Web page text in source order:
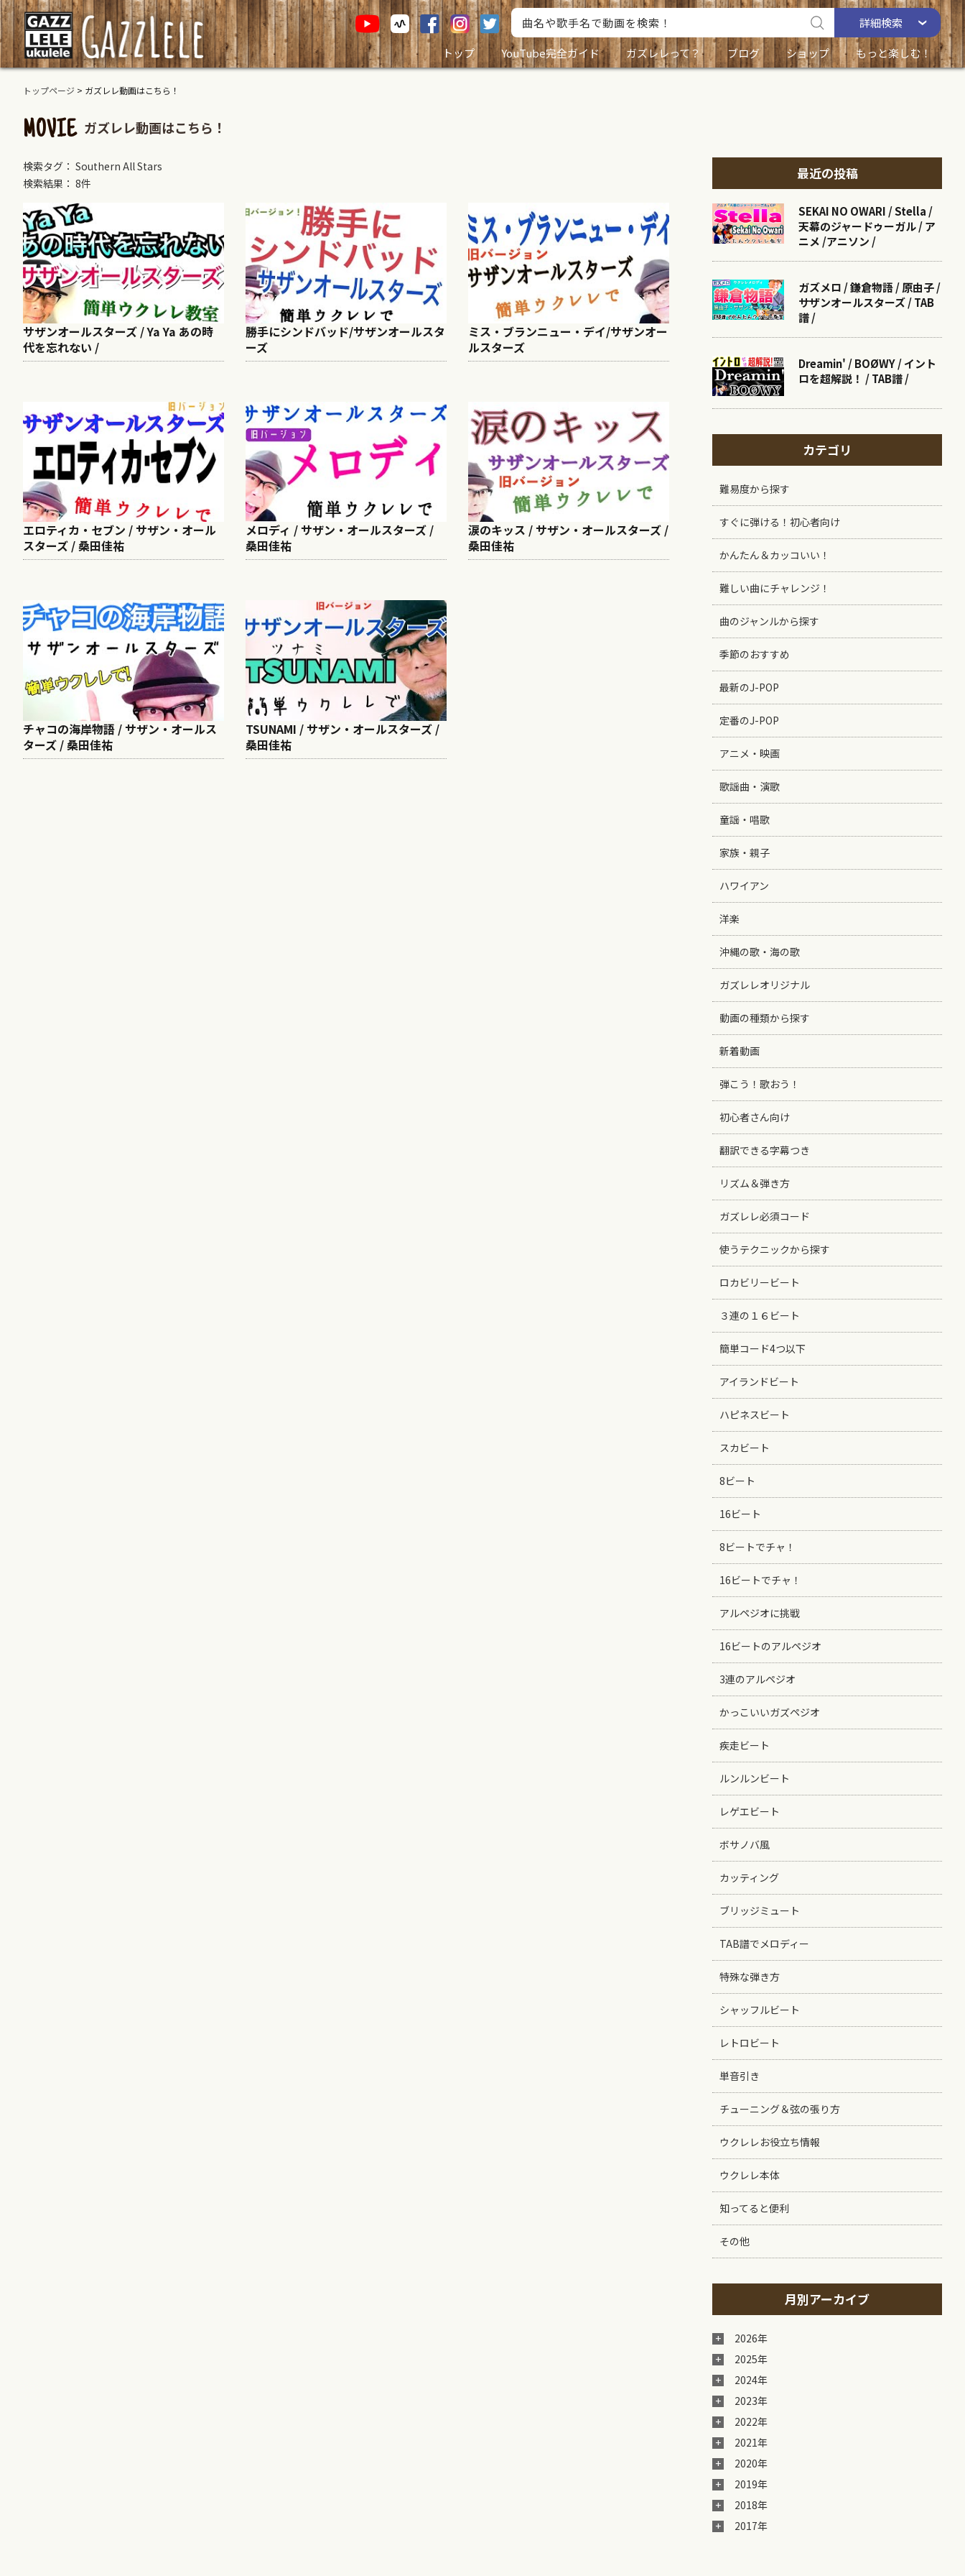
詳細検索
トップ
YouTube完全ガイド ガズレレって？ ブログ ショップ もっと楽しむ！
トップページ > ガズレレ動画はこちら！
MOVIE ガズレレ動画はこちら！
検索タグ： Southern All Stars
検索結果： 8件
サザンオールスターズ / Ya Ya あの時
代を忘れない /
勝手にシンドバッド/サザンオールスタ
ーズ
ミス・ブランニュー・デイ/サザンオー
ルスターズ
エロティカ・セブン / サザン・オール
スターズ / 桑田佳祐
メロディ / サザン・オールスターズ /
桑田佳祐
涙のキッス / サザン・オールスターズ /
桑田佳祐
チャコの海岸物語 / サザン・オールス
ターズ / 桑田佳祐
TSUNAMI / サザン・オールスターズ /
桑田佳祐
最近の投稿
SEKAI NO OWARI / Stella /
天幕のジャードゥーガル / ア
ニメ /アニソン /
ガズメロ / 鎌倉物語 / 原由子 /
サザンオールスターズ / TAB
譜 /
Dreamin' / BOØWY / イント
ロを超解説！ / TAB譜 /
カテゴリ
難易度から探す
すぐに弾ける！初心者向け
かんたん＆カッコいい！
難しい曲にチャレンジ！
曲のジャンルから探す
季節のおすすめ
最新のJ-POP
定番のJ-POP
アニメ・映画
歌謡曲・演歌
童謡・唱歌
家族・親子
ハワイアン
洋楽
沖縄の歌・海の歌
ガズレレオリジナル
動画の種類から探す
新着動画
弾こう！歌おう！
初心者さん向け
翻訳できる字幕つき
リズム＆弾き方
ガズレレ必須コード
使うテクニックから探す
ロカビリービート
３連の１６ビート
簡単コード4つ以下
アイランドビート
ハピネスビート
スカビート
8ビート
16ビート
8ビートでチャ！
16ビートでチャ！
アルペジオに挑戦
16ビートのアルペジオ
3連のアルペジオ
かっこいいガズペジオ
疾走ビート
ルンルンビート
レゲエビート
ボサノバ風
カッティング
ブリッジミュート
TAB譜でメロディー
特殊な弾き方
シャッフルビート
レトロビート
単音引き
チューニング＆弦の張り方
ウクレレお役立ち情報
ウクレレ本体
知ってると便利
その他
月別アーカイブ
2026年
2025年
2024年
2023年
2022年
2021年
2020年
2019年
2018年
2017年